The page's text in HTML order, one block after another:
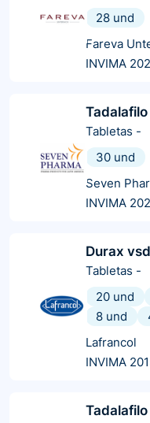
28 und
Fareva
INVIMA
Tadalafilo
Tabletas -
30 und
Seven
INVIMA
Durax vsd
Tabletas -
20 und
8 und
Lafrancol
INVIMA
Tadalafilo